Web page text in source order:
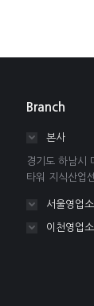
Branch
본사
경기도 하남시
타워 지식산
서울영업소
이천영업소